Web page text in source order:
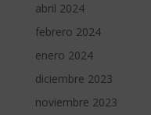
abril 2024
febrero 2024
enero 2024
diciembre 2023
noviembre 2023